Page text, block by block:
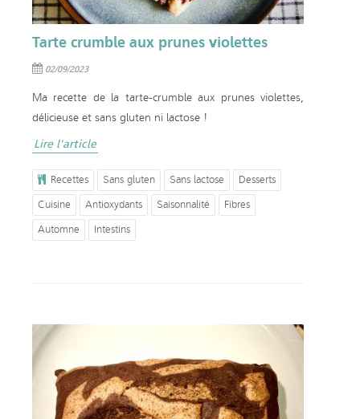
Tarte crumble aux prunes violettes
02/09/2023
Ma recette de la tarte-crumble aux prunes violettes,
délicieuse et sans gluten ni lactose !
Lire l'article
Recettes Sans gluten Sans lactose
Desserts
Cuisine
Antioxydants Saisonnalité
Fibres
Automne
Intestins